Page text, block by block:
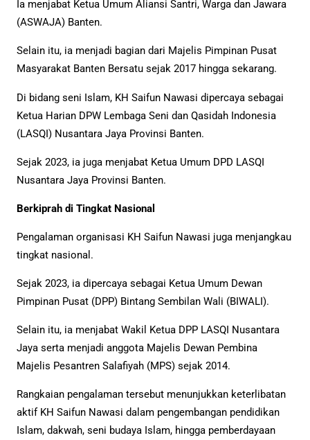
Ia menjabat Ketua Umum Aliansi Santri, Warga dan Jawara
(ASWAJA) Banten.
Selain itu, ia menjadi bagian dari Majelis Pimpinan Pusat
Masyarakat Banten Bersatu sejak 2017 hingga sekarang.
Di bidang seni Islam, KH Saifun Nawasi dipercaya sebagai
Ketua Harian DPW Lembaga Seni dan Qasidah Indonesia
(LASQI) Nusantara Jaya Provinsi Banten.
Sejak 2023, ia juga menjabat Ketua Umum DPD LASQI
Nusantara Jaya Provinsi Banten.
Berkiprah di Tingkat Nasional
Pengalaman organisasi KH Saifun Nawasi juga menjangkau
tingkat nasional.
Sejak 2023, ia dipercaya sebagai Ketua Umum Dewan
Pimpinan Pusat (DPP) Bintang Sembilan Wali (BIWALI).
Selain itu, ia menjabat Wakil Ketua DPP LASQI Nusantara
Jaya serta menjadi anggota Majelis Dewan Pembina
Majelis Pesantren Salafiyah (MPS) sejak 2014.
Rangkaian pengalaman tersebut menunjukkan keterlibatan
aktif KH Saifun Nawasi dalam pengembangan pendidikan
Islam, dakwah, seni budaya Islam, hingga pemberdayaan